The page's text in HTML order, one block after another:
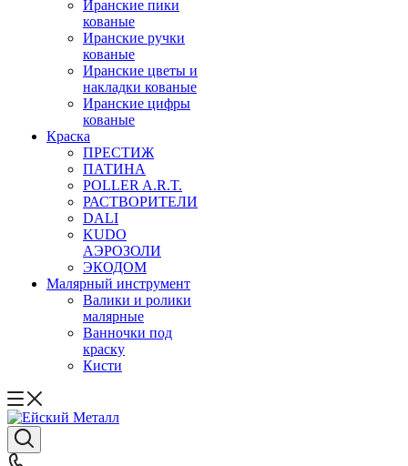
Иранские пики
кованые
Иранские ручки
кованые
Иранские цветы и
накладки кованые
Иранские цифры
кованые
Краска
ПРЕСТИЖ
ПАТИНА
POLLER A.R.T.
РАСТВОРИТЕЛИ
DALI
KUDO
АЭРОЗОЛИ
ЭКОДОМ
Малярный инструмент
Валики и ролики
малярные
Ванночки под
краску
Кисти